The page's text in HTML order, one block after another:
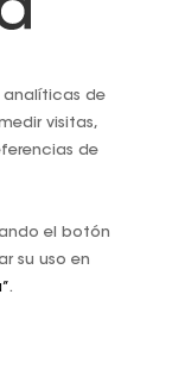
unidades en
hasta un total
el número de
supuso un
unidades
de las
los 41,02
analíticas de
visitas,
de
el botón
su uso en
.